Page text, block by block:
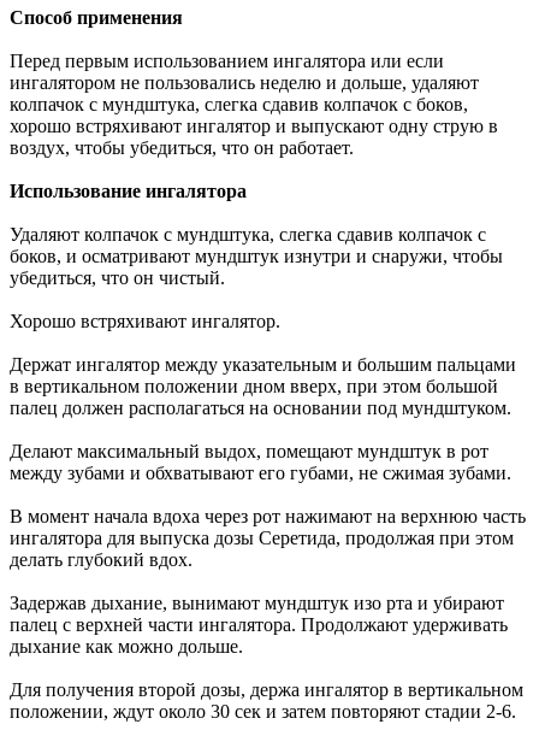
Способ применения
Перед первым использованием ингалятора или если
ингалятором не пользовались неделю и дольше, удаляют
колпачок с мундштука, слегка сдавив колпачок с боков,
хорошо встряхивают ингалятор и выпускают одну струю в
воздух, чтобы убедиться, что он работает.
Использование ингалятора
Удаляют колпачок с мундштука, слегка сдавив колпачок с
боков, и осматривают мундштук изнутри и снаружи, чтобы
убедиться, что он чистый.
Хорошо встряхивают ингалятор.
Держат ингалятор между указательным и большим пальцами
в вертикальном положении дном вверх, при этом большой
палец должен располагаться на основании под мундштуком.
Делают максимальный выдох, помещают мундштук в рот
между зубами и обхватывают его губами, не сжимая зубами.
В момент начала вдоха через рот нажимают на верхнюю часть
ингалятора для выпуска дозы Серетида, продолжая при этом
делать глубокий вдох.
Задержав дыхание, вынимают мундштук изо рта и убирают
палец с верхней части ингалятора. Продолжают удерживать
дыхание как можно дольше.
Для получения второй дозы, держа ингалятор в вертикальном
положении, ждут около 30 сек и затем повторяют стадии 2-6.